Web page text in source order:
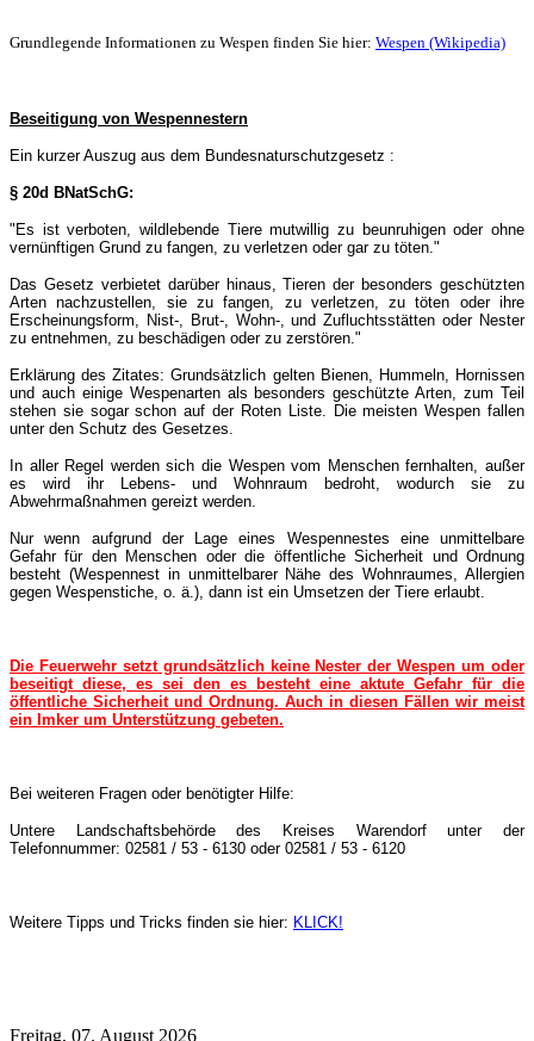
Grundlegende Informationen zu Wespen finden Sie hier: Wespen (Wikipedia)
Beseitigung von Wespennestern
Ein kurzer Auszug aus dem Bundesnaturschutzgesetz :
§ 20d BNatSchG:
"Es ist verboten, wildlebende Tiere mutwillig zu beunruhigen oder ohne
vernünftigen Grund zu fangen, zu verletzen oder gar zu töten."
Das Gesetz verbietet darüber hinaus, Tieren der besonders geschützten
Arten nachzustellen, sie zu fangen, zu verletzen, zu töten oder ihre
Erscheinungsform, Nist-, Brut-, Wohn-, und Zufluchtsstätten oder Nester
zu entnehmen, zu beschädigen oder zu zerstören."
Erklärung des Zitates: Grundsätzlich gelten Bienen, Hummeln, Hornissen
und auch einige Wespenarten als besonders geschützte Arten, zum Teil
stehen sie sogar schon auf der Roten Liste. Die meisten Wespen fallen
unter den Schutz des Gesetzes.
In aller Regel werden sich die Wespen vom Menschen fernhalten, außer
es wird ihr Lebens- und Wohnraum bedroht, wodurch sie zu
Abwehrmaßnahmen gereizt werden.
Nur wenn aufgrund der Lage eines Wespennestes eine unmittelbare
Gefahr für den Menschen oder die öffentliche Sicherheit und Ordnung
besteht (Wespennest in unmittelbarer Nähe des Wohnraumes, Allergien
gegen Wespenstiche, o. ä.), dann ist ein Umsetzen der Tiere erlaubt.
Die Feuerwehr setzt grundsätzlich keine Nester der Wespen um oder
beseitigt diese, es sei den es besteht eine aktute Gefahr für die
öffentliche Sicherheit und Ordnung. Auch in diesen Fällen wir meist
ein Imker um Unterstützung gebeten.
Bei weiteren Fragen oder benötigter Hilfe:
Untere Landschaftsbehörde des Kreises Warendorf unter der
Telefonnummer: 02581 / 53 - 6130 oder 02581 / 53 - 6120
Weitere Tipps und Tricks finden sie hier: KLICK!
Freitag, 07. August 2026